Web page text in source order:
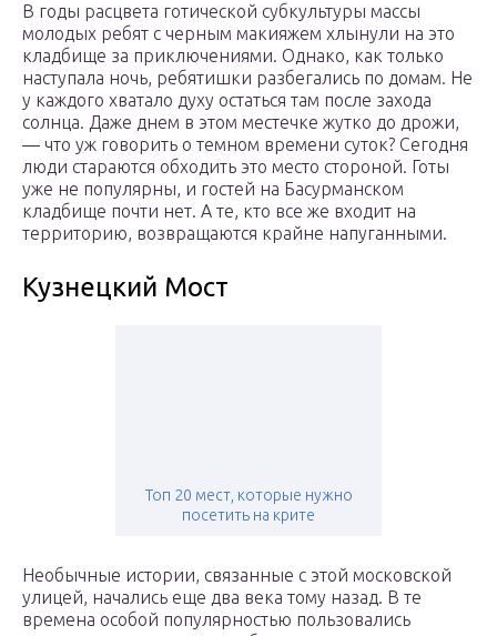
В годы расцвета готической субкультуры массы
молодых ребят с черным макияжем хлынули на это
кладбище за приключениями. Однако, как только
наступала ночь, ребятишки разбегались по домам. Не
у каждого хватало духу остаться там после захода
солнца. Даже днем в этом местечке жутко до дрожи,
— что уж говорить о темном времени суток? Сегодня
люди стараются обходить это место стороной. Готы
уже не популярны, и гостей на Басурманском
кладбище почти нет. А те, кто все же входит на
территорию, возвращаются крайне напуганными.
Кузнецкий Мост
Топ 20 мест, которые нужно
посетить на крите
Необычные истории, связанные с этой московской
улицей, начались еще два века тому назад. В те
времена особой популярностью пользовались